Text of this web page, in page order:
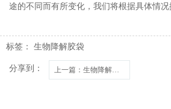
途的不同而有所变化，我们将根据具体情况
标签： 生物降解胶袋
分享到： 上一篇 ：生物降解胶袋的降解过程是怎样的？